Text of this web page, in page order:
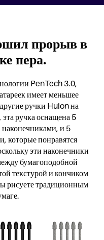
прорыв в
пера.
PenTech 3.0,
имеет меньшее
ручки Huion на
ручка оснащена 5
и 5
которые понравятся
эти наконечники
бумагоподобной
текстурой и кончиком
рисуете традиционным